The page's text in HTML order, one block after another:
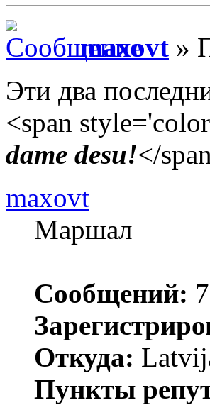
maxovt »
Эти два
<span
dame desu!</
maxovt
Маршал
Сообщений:
Откуда:
Пункты